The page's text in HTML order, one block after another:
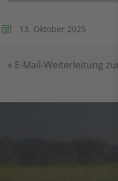
13. Oktober 2025
« E-Mail-Weiterleitung